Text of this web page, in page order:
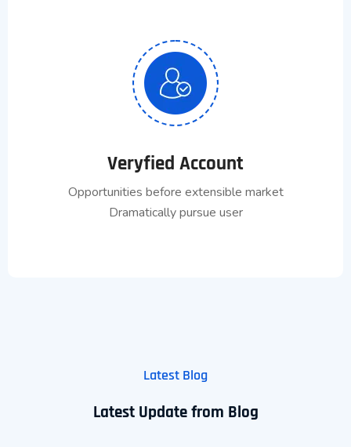
Veryfied Account
Opportunities before extensible market
Dramatically pursue user
Latest Blog
Latest Update from Blog